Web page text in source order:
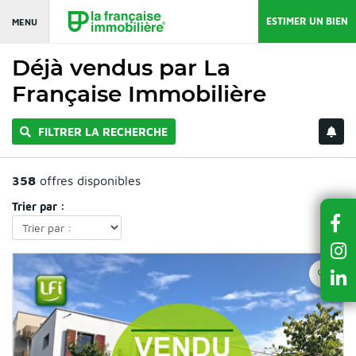
MENU ESTIMER UN BIEN
Déjà vendus par La
Française Immobilière
FILTRER LA RECHERCHE
358 offres disponibles
Trier par :